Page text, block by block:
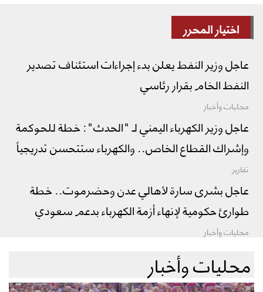
اختيار المحرر
عاجل وزير النفط يعلن بدء إجراءات استئناف تصدير
النفط الخام بقرار رئاسي
محليات وأخبار
عاجل وزير الكهرباء اليمني لـ "الحدث": خطة للحوكمة
وإشراك القطاع الخاص.. والكهرباء ستتحسن تدريجياً
تقارير
عاجل بشرى سارة لأهالي عدن وحضرموت.. خطة
طوارئ حكومية لإنهاء أزمة الكهرباء بدعم سعودي
محليات وأخبار
محليات وأخبار